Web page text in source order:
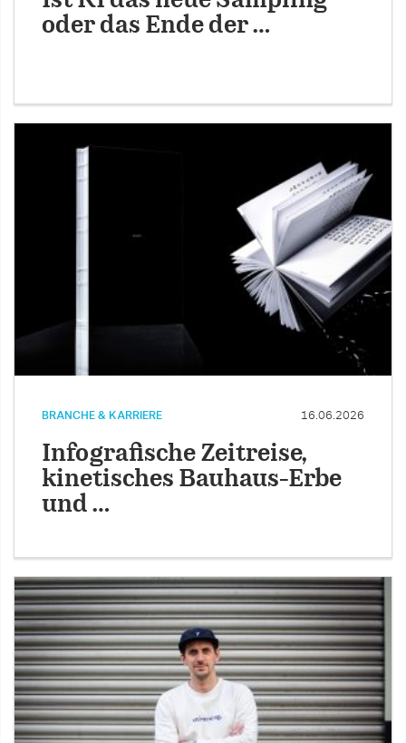
oder das Ende der …
BRANCHE & KARRIERE 16.06.2026
Infografische Zeitreise,
kinetisches Bauhaus-Erbe
und …